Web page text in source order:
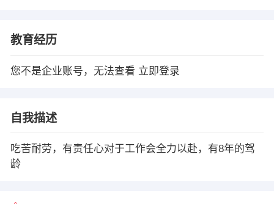
教育经历
您不是企业账号，无法查看 立即登录
自我描述
吃苦耐劳，有责任心对于工作会全力以赴，有8年的驾
龄